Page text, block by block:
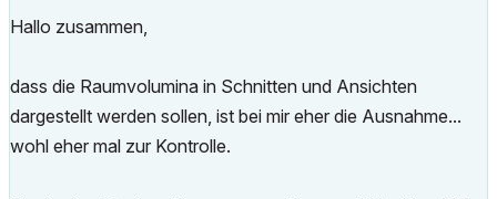
Hallo zusammen,
dass die Raumvolumina in Schnitten und Ansichten
dargestellt werden sollen, ist bei mir eher die Ausnahme...
wohl eher mal zur Kontrolle.